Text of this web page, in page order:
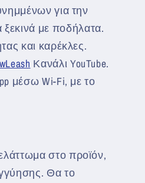
για την
με ποδήλατα.
και καρέκλες.
Κανάλι YouTube.
μέσω Wi-Fi, με το
στο προϊόν,
Θα το